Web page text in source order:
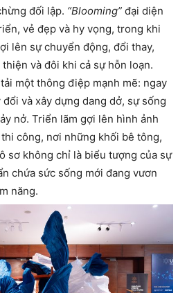
đối lập. “Blooming” đại diện
vẻ đẹp và hy vọng, trong khi
lên sự chuyển động, đổi thay,
và đôi khi cả sự hỗn loạn.
một thông điệp mạnh mẽ: ngay
và xây dựng dang dở, sự sống
nở. Triển lãm gợi lên hình ảnh
công, nơi những khối bê tông,
sơ không chỉ là biểu tượng của sự
chứa sức sống mới đang vươn
năng.